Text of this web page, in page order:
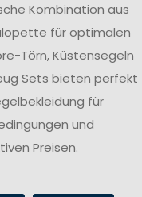
Kombination aus
für optimalen
Törn, Küstensegeln
Sets bieten perfekt
für
und
Preisen.